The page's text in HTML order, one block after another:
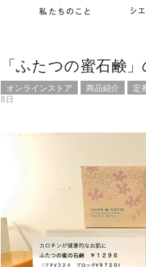
「ふたつの蜜石鹸
オンラインストア 商品紹介 定
8日